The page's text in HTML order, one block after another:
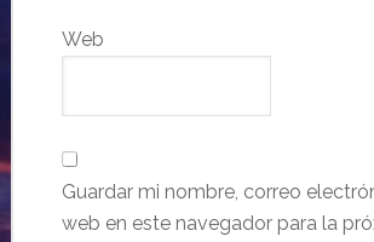
Web
Guardar mi nombre, correo
web en este navegador para la